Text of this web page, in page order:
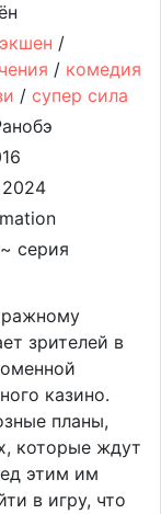
экшен /
/ комедия
/ супер сила
серия
зрителей в
казино.
планы,
которые ждут
этим им
в игру, что